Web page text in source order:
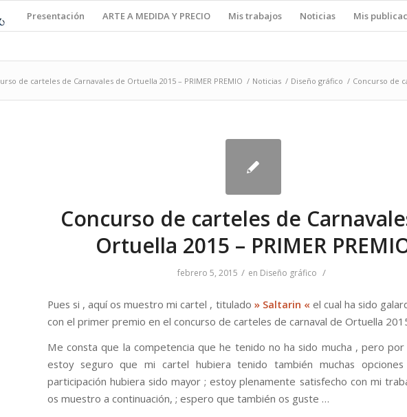
Presentación ARTE A MEDIDA Y PRECIO Mis trabajos Noticias Mis
de carteles de Carnavales de Ortuella 2015 – PRIMER PREMIO / Noticias / Diseño gráfico / Concurso de
Concurso de carteles de
Ortuella 2015 – PRIMER
febrero 5, 2015 / en Diseño gráfico /
Pues si , aquí os muestro mi cartel , titulado » Saltarin « el cual ha sido
con el primer premio en el concurso de carteles de carnaval de Ortuella
Me consta que la competencia que he tenido no ha sido mucha , pero
estoy seguro que mi cartel hubiera tenido también muchas opciones
participación hubiera sido mayor ; estoy plenamente satisfecho con mi
os muestro a continuación, ; espero que también os guste …